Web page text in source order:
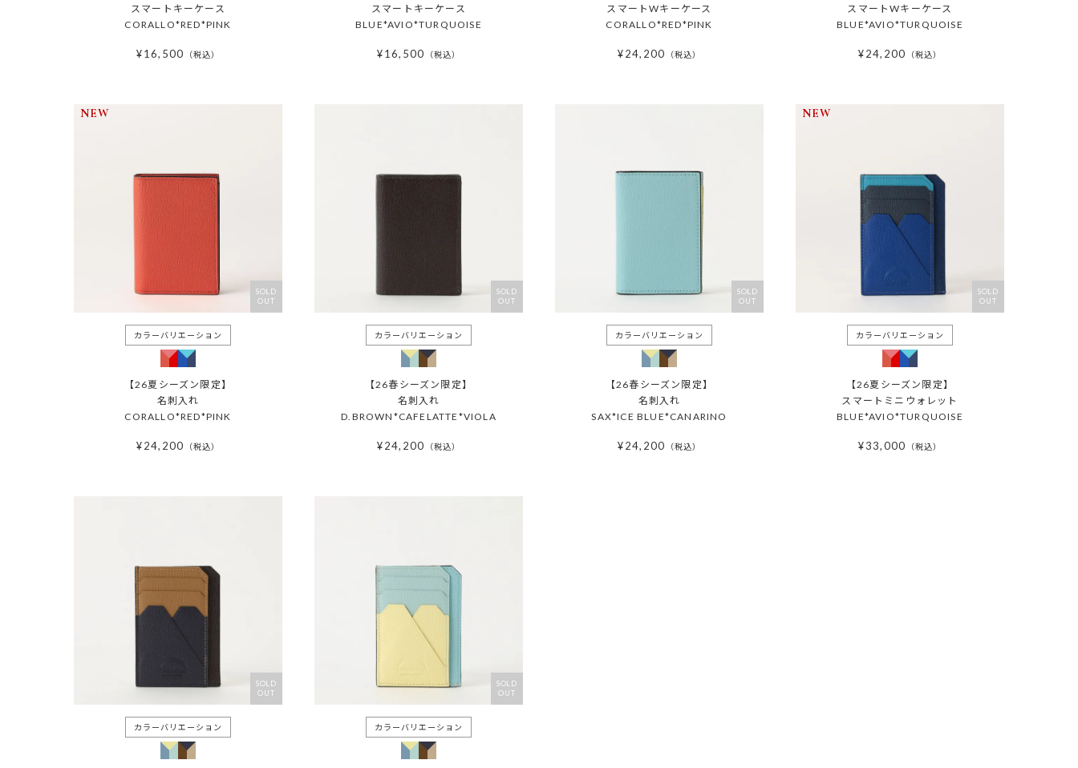
スマートキーケース
CORALLO*RED*PINK
¥16,500 税込
スマートキーケース
BLUE*AVIO*TURQUOISE
¥16,500 税込
スマートWキーケース
CORALLO*RED*PINK
¥24,200 税込
スマートWキーケース
BLUE*AVIO*TURQUOISE
¥24,200 税込
SOLD
OUT
【26夏シーズン限定】
名刺入れ
CORALLO*RED*PINK
NEW
¥24,200 税込
SOLD
OUT
【26春シーズン限定】
名刺入れ
D.BROWN*CAFELATTE*VIOLA
¥24,200 税込
SOLD
OUT
【26春シーズン限定】
名刺入れ
SAX*ICE BLUE*CANARINO
¥24,200 税込
SOLD
OUT
【26夏シーズン限定】
スマートミニウォレット
BLUE*AVIO*TURQUOISE
NEW
¥33,000 税込
SOLD
OUT
SOLD
OUT